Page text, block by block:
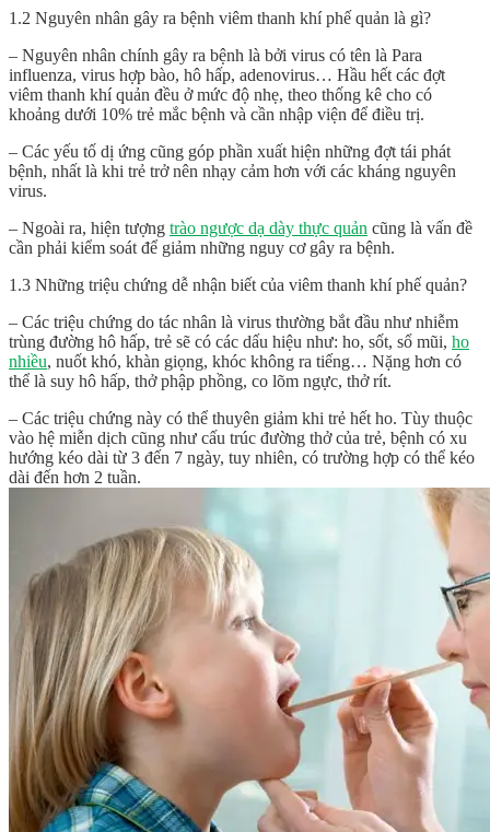
1.2 Nguyên nhân gây ra bệnh viêm thanh khí phế quản là gì?
– Nguyên nhân chính gây ra bệnh là bởi virus có tên là Para
influenza, virus hợp bào, hô hấp, adenovirus… Hầu hết các đợt
viêm thanh khí quản đều ở mức độ nhẹ, theo thống kê cho có
khoảng dưới 10% trẻ mắc bệnh và cần nhập viện để điều trị.
– Các yếu tố dị ứng cũng góp phần xuất hiện những đợt tái phát
bệnh, nhất là khi trẻ trở nên nhạy cảm hơn với các kháng nguyên
virus.
– Ngoài ra, hiện tượng trào ngược dạ dày thực quản cũng là vấn đề
cần phải kiểm soát để giảm những nguy cơ gây ra bệnh.
1.3 Những triệu chứng dễ nhận biết của viêm thanh khí phế quản?
– Các triệu chứng do tác nhân là virus thường bắt đầu như nhiễm
trùng đường hô hấp, trẻ sẽ có các dấu hiệu như: ho, sốt, sổ mũi, ho
nhiều, nuốt khó, khàn giọng, khóc không ra tiếng… Nặng hơn có
thể là suy hô hấp, thở phập phồng, co lõm ngực, thở rít.
– Các triệu chứng này có thể thuyên giảm khi trẻ hết ho. Tùy thuộc
vào hệ miễn dịch cũng như cấu trúc đường thở của trẻ, bệnh có xu
hướng kéo dài từ 3 đến 7 ngày, tuy nhiên, có trường hợp có thể kéo
dài đến hơn 2 tuần.